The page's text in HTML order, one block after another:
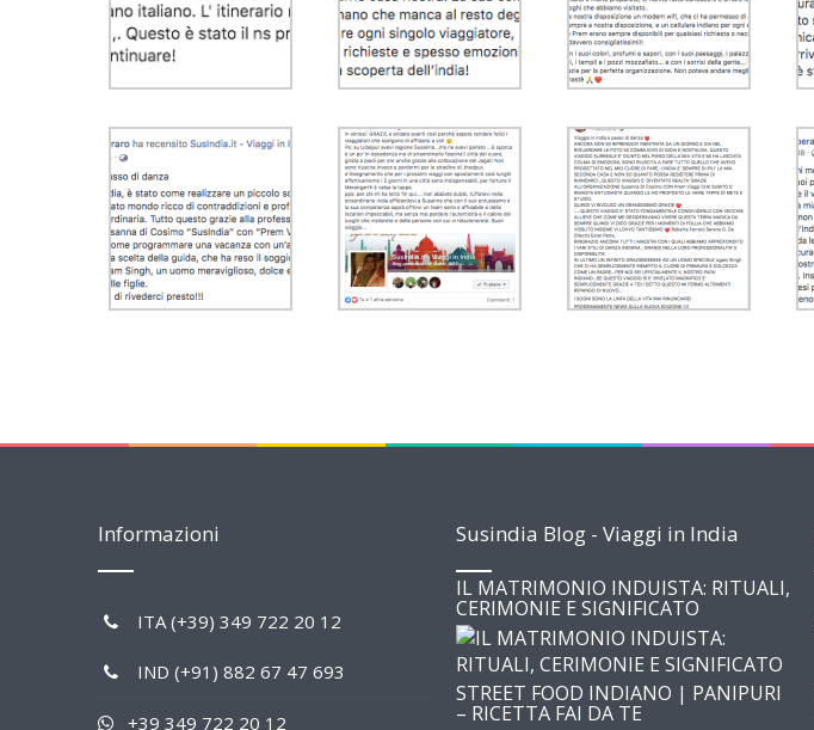
Informazioni
ITA (+39) 349 722 20 12
IND (+91) 882 67 47 693
+39 349 722 20 12
Susindia Blog - Viaggi in India
IL MATRIMONIO INDUISTA: RITUALI,
CERIMONIE E SIGNIFICATO
STREET FOOD INDIANO | PANIPURI
– RICETTA FAI DA TE